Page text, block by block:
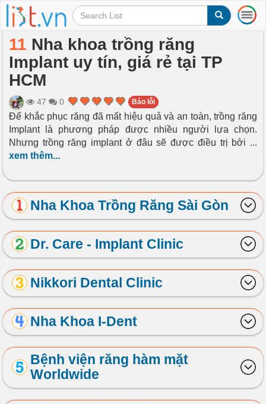
T
o
g
a
11 Nha khoa trồng răng
Implant uy tín, giá rẻ tại TP
HCM
47 0 Báo lỗi
Để khắc phục răng đã mất hiệu quả và an toàn, trồng răng
Implant là phương pháp được nhiều người lựa chọn.
Nhưng trồng răng implant ở đâu sẽ được điều trị bởi ...
xem thêm...
Nha Khoa Trồng Răng Sài Gòn
Dr. Care - Implant Clinic
Nikkori Dental Clinic
Nha Khoa I-Dent
Bệnh viện răng hàm mặt
Worldwide